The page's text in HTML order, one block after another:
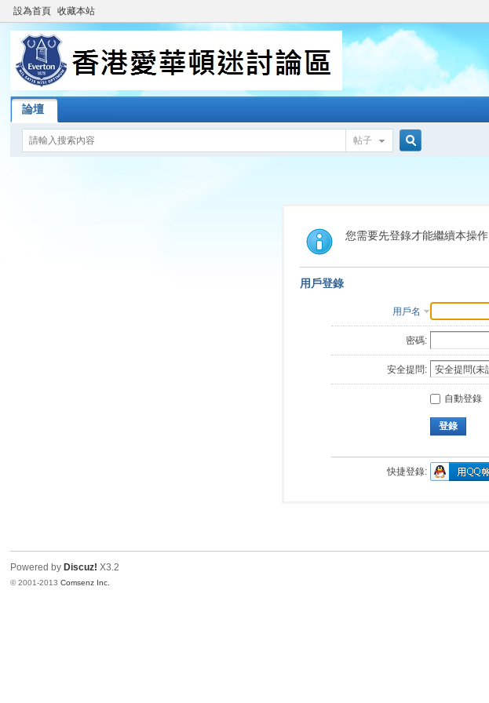
設為首頁 收藏本站
論壇
帖子
索
您需要先登錄才能繼續本操作
用戶登錄
用戶名
密碼:
安全提問:
自動登錄
登錄
快捷登錄:
Powered by Discuz! X3.2
© 2001-2013Comsenz Inc.